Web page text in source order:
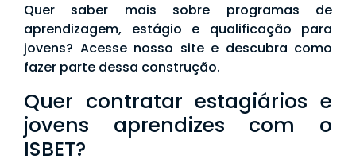
Quer saber mais sobre programas de
aprendizagem, estágio e qualificação para
jovens? Acesse nosso site e descubra como
fazer parte dessa construção.
Quer contratar estagiários e
jovens aprendizes com o
ISBET?